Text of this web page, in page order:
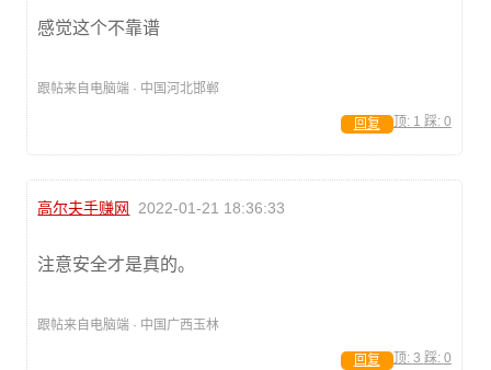
感觉这个不靠谱
跟帖来自电脑端 · 中国河北邯郸
顶: 1 踩: 0
回复
高尔夫手赚网 2022-01-21 18:36:33
注意安全才是真的。
跟帖来自电脑端 · 中国广西玉林
顶: 3 踩: 0
回复